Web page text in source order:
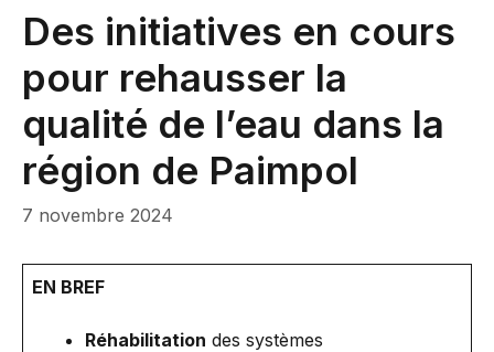
Des initiatives en cours
pour rehausser la
qualité de l’eau dans la
région de Paimpol
7 novembre 2024
EN BREF
Réhabilitation des systèmes